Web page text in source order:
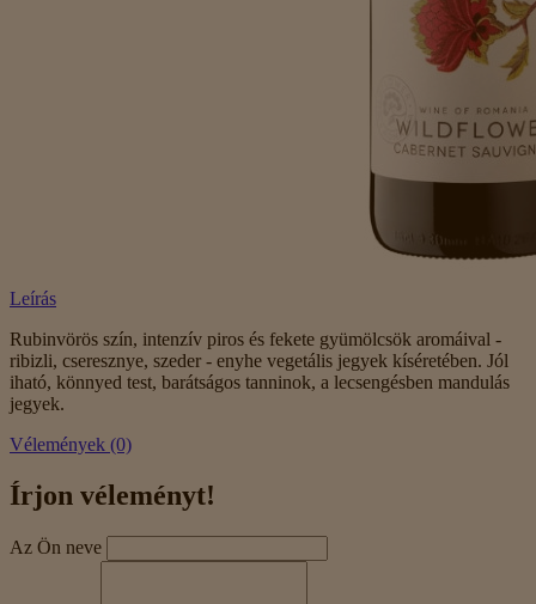
Leírás
Rubinvörös szín, intenzív piros és fekete gyümölcsök aromáival -
ribizli, cseresznye, szeder - enyhe vegetális jegyek kíséretében. Jól
iható, könnyed test, barátságos tanninok, a lecsengésben mandulás
jegyek.
Vélemények (0)
Írjon véleményt!
Az Ön neve